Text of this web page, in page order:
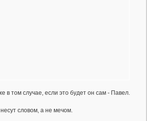
в том случае, если это будет он сам - Павел.
словом, а не мечом.